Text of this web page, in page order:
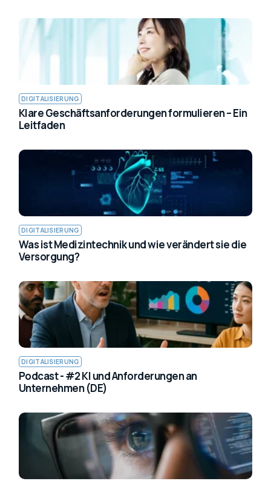
DIGITALISIERUNG
Klare Geschäftsanforderungen formulieren – Ein
Leitfaden
DIGITALISIERUNG
Was ist Medizintechnik und wie verändert sie die
Versorgung?
DIGITALISIERUNG
Podcast - #2 KI und Anforderungen an
Unternehmen (DE)